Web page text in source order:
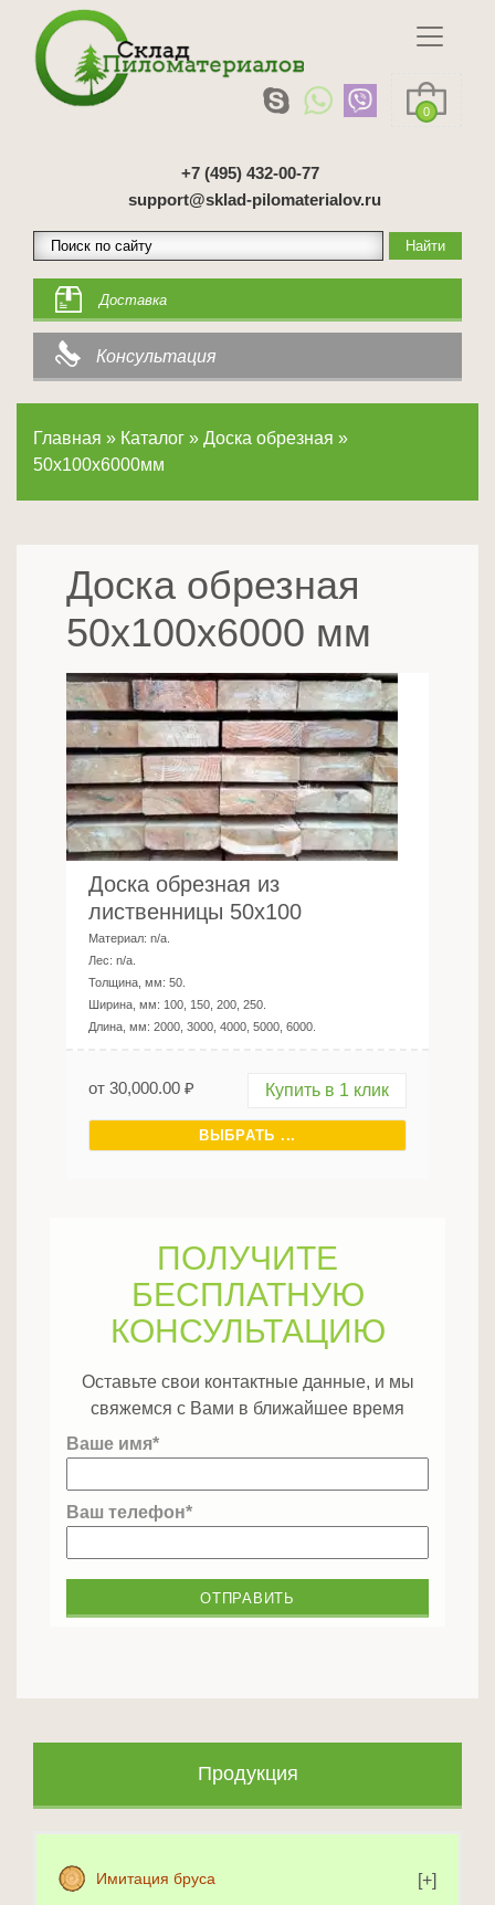
0
+7 (495) 432-00-77
support@sklad-pilomaterialov.ru
Доставка
Консультация
Главная » Каталог » Доска обрезная »
50x100x6000мм
Продукция
Имитация бруса
Доска обрезная
50x100x6000 мм
Доска обрезная из
лиственницы 50х100
Материал: n/a
Лес: n/a
Толщина, мм: 50
Ширина, мм: 100, 150, 200, 250
Длина, мм: 2000, 3000, 4000, 5000, 6000
от 30,000.00 ₽ Купить в 1 клик
ВЫБРАТЬ ...
ПОЛУЧИТЕ
БЕСПЛАТНУЮ
КОНСУЛЬТАЦИЮ
Оставьте свои контактные данные, и мы
свяжемся с Вами в ближайшее время
Ваше имя*
Ваш телефон*